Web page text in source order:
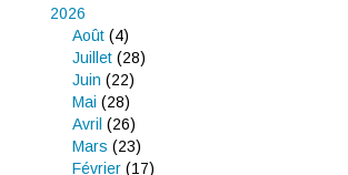
2026
Août (4)
Juillet (28)
Juin (22)
Mai (28)
Avril (26)
Mars (23)
Février (17)